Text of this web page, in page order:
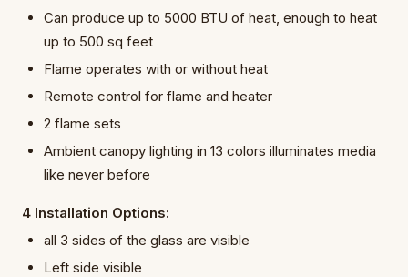
Can produce up to 5000 BTU of heat, enough to heat
up to 500 sq feet
Flame operates with or without heat
Remote control for flame and heater
2 flame sets
Ambient canopy lighting in 13 colors illuminates media
like never before
4 Installation Options:
all 3 sides of the glass are visible
Left side visible